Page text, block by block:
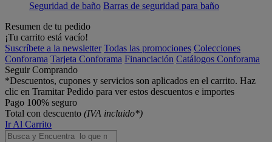
Seguridad de baño Barras de seguridad para baño
Resumen de tu pedido
¡Tu carrito está vacío!
Suscríbete a la newsletter Todas las promociones Colecciones
Conforama Tarjeta Conforama Financiación Catálogos Conforama
Seguir Comprando
*Descuentos, cupones y servicios son aplicados en el carrito. Haz
clic en Tramitar Pedido para ver estos descuentos e importes
Pago 100% seguro
Total con descuento (IVA incluido*)
Ir Al Carrito